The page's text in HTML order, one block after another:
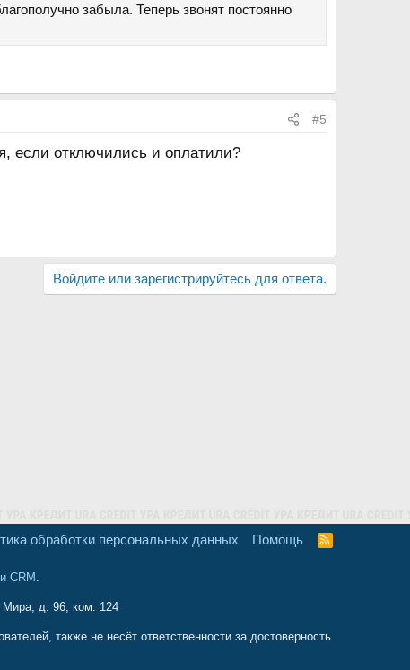
забыла. Теперь звонят постоянно
#5
если отключились и оплатили?
Войдите или зарегистрируйтесь для ответа.
обработки персональных данных Помощь
CRM.
Мира, д. 96, ком. 124
также не несёт ответственности за достоверность